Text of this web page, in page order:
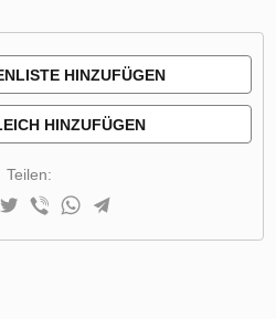
HINZUFÜGEN
HINZUFÜGEN
Teilen: